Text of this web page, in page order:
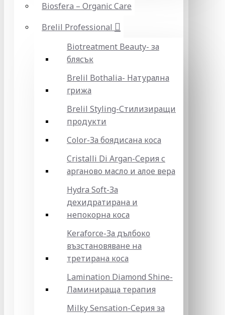
Biosfera – Organic Care
Brelil Professional
Biotreatment Beauty- за
блясък
Brelil Bothalia- Натурална
грижа
Brelil Styling-Стилизиращи
продукти
Color-За боядисана коса
Cristalli Di Argan-Серия с
арганово масло и алое вера
Hydra Soft-За
дехидратирана и
непокорна коса
Keraforce-За дълбоко
възстановяване на
третирана коса
Lamination Diamond Shine-
Ламинираща терапия
Milky Sensation-Серия за